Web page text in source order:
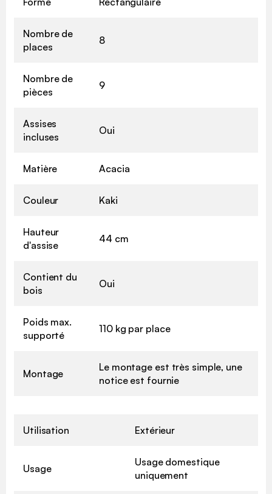
Nombre de
places
8
Nombre de
pièces
9
Assises
incluses
Oui
Matière Acacia
Couleur Kaki
Hauteur
d'assise
44 cm
Contient du
bois
Oui
Poids max.
supporté
110 kg par place
Montage
Le montage est très simple, une
notice est fournie
Utilisation Extérieur
Usage
Usage domestique
uniquement